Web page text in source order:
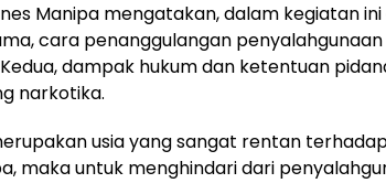
Manipa mengatakan, dalam kegiatan
cara penanggulangan
dampak hukum dan ketentuan
narkotika.
usia yang sangat rentan
maka untuk menghindari dari